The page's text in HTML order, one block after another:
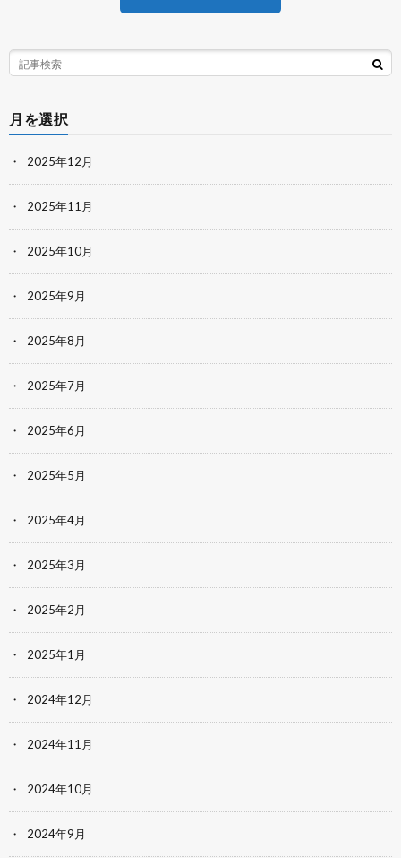
月を選択
2025年12月
2025年11月
2025年10月
2025年9月
2025年8月
2025年7月
2025年6月
2025年5月
2025年4月
2025年3月
2025年2月
2025年1月
2024年12月
2024年11月
2024年10月
2024年9月